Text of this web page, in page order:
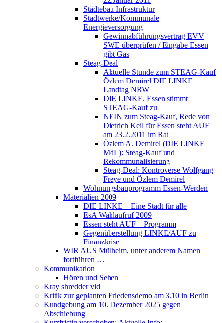
Städtebau Infrastruktur
Stadtwerke/Kommunale
Energieversorgung
Gewinnabführungsvertrag EVV
SWE überprüfen / Eingabe Essen
gibt Gas
Steag-Deal
Aktuelle Stunde zum STEAG-Kauf
Özlem Demirel DIE LINKE
Landtag NRW
DIE LINKE. Essen stimmt
STEAG-Kauf zu
NEIN zum Steag-Kauf, Rede von
Dietrich Keil für Essen steht AUF
am 23.2.2011 im Rat
Özlem A. Demirel (DIE LINKE
MdL): Steag-Kauf und
Rekommunalisierung
Steag-Deal: Kontroverse Wolfgang
Freye und Özlem Demirel
Wohnungsbauprogramm Essen-Werden
Materialien 2009
DIE LINKE – Eine Stadt für alle
EsA Wahlaufruf 2009
Essen steht AUF – Programm
Gegenüberstellung LINKE/AUF zu
Finanzkrise
WIR AUS Mülheim, unter anderem Namen
fortführen …
Kommunikation
Hören und Sehen
Kray shredder vid
Kritik zur geplanten Friedensdemo am 3.10 in Berlin
Kundgebung am 10. Dezember 2025 gegen
Abschiebung